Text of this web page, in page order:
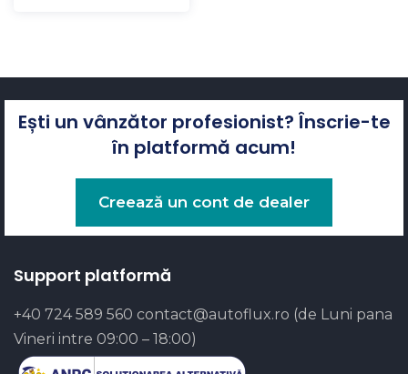
Ești un vânzător profesionist? Înscrie-te
în platformă acum!
Creează un cont de dealer
Support platformă
+40 724 589 560 contact@autoflux.ro (de Luni pana
Vineri intre 09:00 – 18:00)